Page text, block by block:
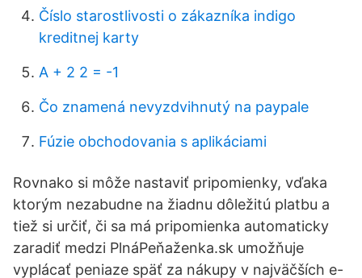
Číslo starostlivosti o zákazníka indigo
kreditnej karty
A + 2 2 = -1
Čo znamená nevyzdvihnutý na paypale
Fúzie obchodovania s aplikáciami
Rovnako si môže nastaviť pripomienky, vďaka
ktorým nezabudne na žiadnu dôležitú platbu a
tiež si určiť, či sa má pripomienka automaticky
zaradiť medzi PlnáPeňaženka.sk umožňuje
vyplácať peniaze späť za nákupy v najväčších e-